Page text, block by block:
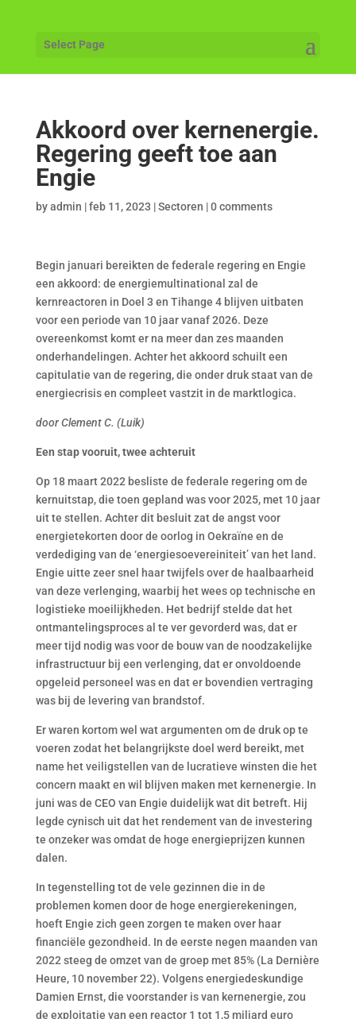
Select Page
Akkoord over kernenergie.
Regering geeft toe aan
Engie
byadmin |feb 11, 2023 |Sectoren |0 comments
Begin januari bereikten de federale regering en Engie
een akkoord: de energiemultinational zal de
kernreactoren in Doel 3 en Tihange 4 blijven uitbaten
voor een periode van 10 jaar vanaf 2026. Deze
overeenkomst komt er na meer dan zes maanden
onderhandelingen. Achter het akkoord schuilt een
capitulatie van de regering, die onder druk staat van de
energiecrisis en compleet vastzit in de marktlogica.
door Clement C. (Luik)
Een stap vooruit, twee achteruit
Op 18 maart 2022 besliste de federale regering om de
kernuitstap, die toen gepland was voor 2025, met 10 jaar
uit te stellen. Achter dit besluit zat de angst voor
energietekorten door de oorlog in Oekraïne en de
verdediging van de ‘energiesoevereiniteit’ van het land.
Engie uitte zeer snel haar twijfels over de haalbaarheid
van deze verlenging, waarbij het wees op technische en
logistieke moeilijkheden. Het bedrijf stelde dat het
ontmantelingsproces al te ver gevorderd was, dat er
meer tijd nodig was voor de bouw van de noodzakelijke
infrastructuur bij een verlenging, dat er onvoldoende
opgeleid personeel was en dat er bovendien vertraging
was bij de levering van brandstof.
Er waren kortom wel wat argumenten om de druk op te
voeren zodat het belangrijkste doel werd bereikt, met
name het veiligstellen van de lucratieve winsten die het
concern maakt en wil blijven maken met kernenergie. In
juni was de CEO van Engie duidelijk wat dit betreft. Hij
legde cynisch uit dat het rendement van de investering
te onzeker was omdat de hoge energieprijzen kunnen
dalen.
In tegenstelling tot de vele gezinnen die in de
problemen komen door de hoge energierekeningen,
hoeft Engie zich geen zorgen te maken over haar
financiële gezondheid. In de eerste negen maanden van
2022 steeg de omzet van de groep met 85% (La Dernière
Heure, 10 november 22). Volgens energiedeskundige
Damien Ernst, die voorstander is van kernenergie, zou
de exploitatie van een reactor 1 tot 1,5 miljard euro